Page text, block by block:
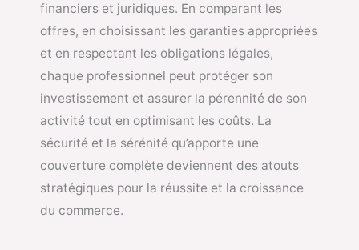
financiers et juridiques. En comparant les
offres, en choisissant les garanties appropriées
et en respectant les obligations légales,
chaque professionnel peut protéger son
investissement et assurer la pérennité de son
activité tout en optimisant les coûts. La
sécurité et la sérénité qu’apporte une
couverture complète deviennent des atouts
stratégiques pour la réussite et la croissance
du commerce.